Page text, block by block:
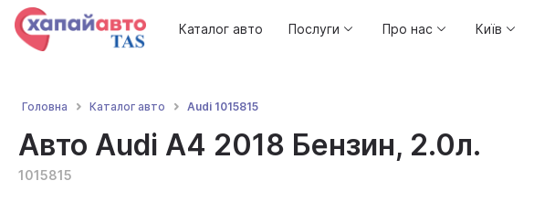
Каталог авто Послуги Про нас Київ
Головна Каталог авто Audi 1015815
Авто Audi A4 2018 Бензин, 2.0л.
1015815